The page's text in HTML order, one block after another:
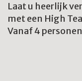
Laat u heerlijk
met een High
Vanaf 4 personen